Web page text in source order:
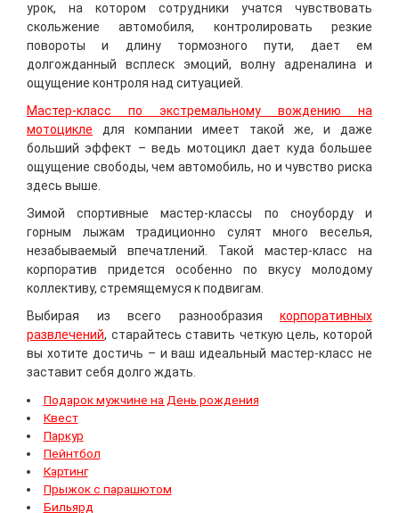
урок, на котором сотрудники учатся чувствовать
скольжение автомобиля, контролировать резкие
повороты и длину тормозного пути, дает ем
долгожданный всплеск эмоций, волну адреналина и
ощущение контроля над ситуацией.
Мастер-класс по экстремальному вождению на
мотоцикле для компании имеет такой же, и даже
больший эффект – ведь мотоцикл дает куда большее
ощущение свободы, чем автомобиль, но и чувство риска
здесь выше.
Зимой спортивные мастер-классы по сноуборду и
горным лыжам традиционно сулят много веселья,
незабываемый впечатлений. Такой мастер-класс на
корпоратив придется особенно по вкусу молодому
коллективу, стремящемуся к подвигам.
Выбирая из всего разнообразия корпоративных
развлечений, старайтесь ставить четкую цель, которой
вы хотите достичь – и ваш идеальный мастер-класс не
заставит себя долго ждать.
Подарок мужчине на День рождения
Квест
Паркур
Пейнтбол
Картинг
Прыжок с парашютом
Бильярд